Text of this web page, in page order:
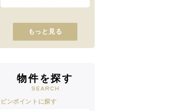
もっと見る
物件を探す
ピンポイントに探す